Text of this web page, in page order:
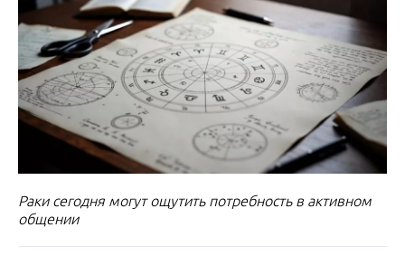
Раки сегодня могут ощутить потребность в активном
общении